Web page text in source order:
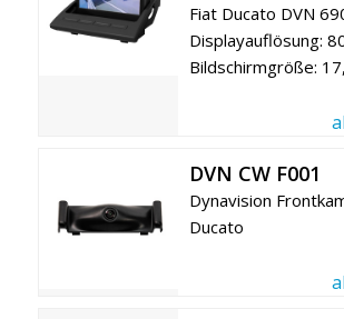
Fiat Ducato DVN
Displayauflösung:
Bildschirmgröße:
DVN CW F001
Dynavision
Ducato